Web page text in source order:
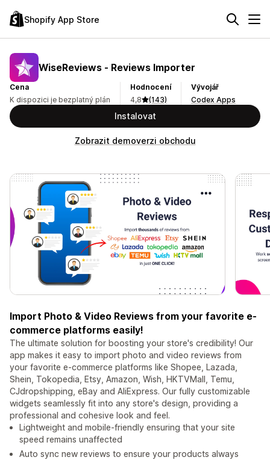
Shopify App Store
WiseReviews ‑ Reviews Importer
Cena
K dispozici je bezplatný plán
Hodnocení
4,8
(143)
Vývojář
Codex Apps
Instalovat
Zobrazit demoverzi obchodu
Import Photo & Video Reviews from your favorite e-
commerce platforms easily!
The ultimate solution for boosting your store's credibility! Our
app makes it easy to import photo and video reviews from
your favorite e-commerce platforms like Shopee, Lazada,
Shein, Tokopedia, Etsy, Amazon, Wish, HKTVMall, Temu,
CJdropshipping, eBay and AliExpress. Our fully customizable
widgets seamlessly fit into any store's design, providing a
professional and cohesive look and feel.
Lightweight and mobile-friendly ensuring that your site
speed remains unaffected
Auto sync new reviews to ensure your products always